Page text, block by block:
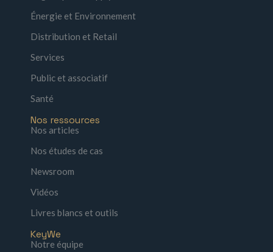
Énergie et Environnement
Distribution et Retail
Services
Public et associatif
Santé
Nos ressources
Nos articles
Nos études de cas
Newsroom
Vidéos
Livres blancs et outils
KeyWe
Notre équipe